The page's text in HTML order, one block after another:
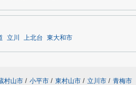
立川 上北台 東大和市
村山市 / 小平市 / 東村山市 / 立川市 / 青梅市